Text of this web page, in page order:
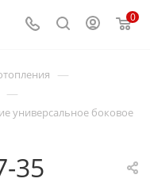
0
—
—
универсальное боковое
35